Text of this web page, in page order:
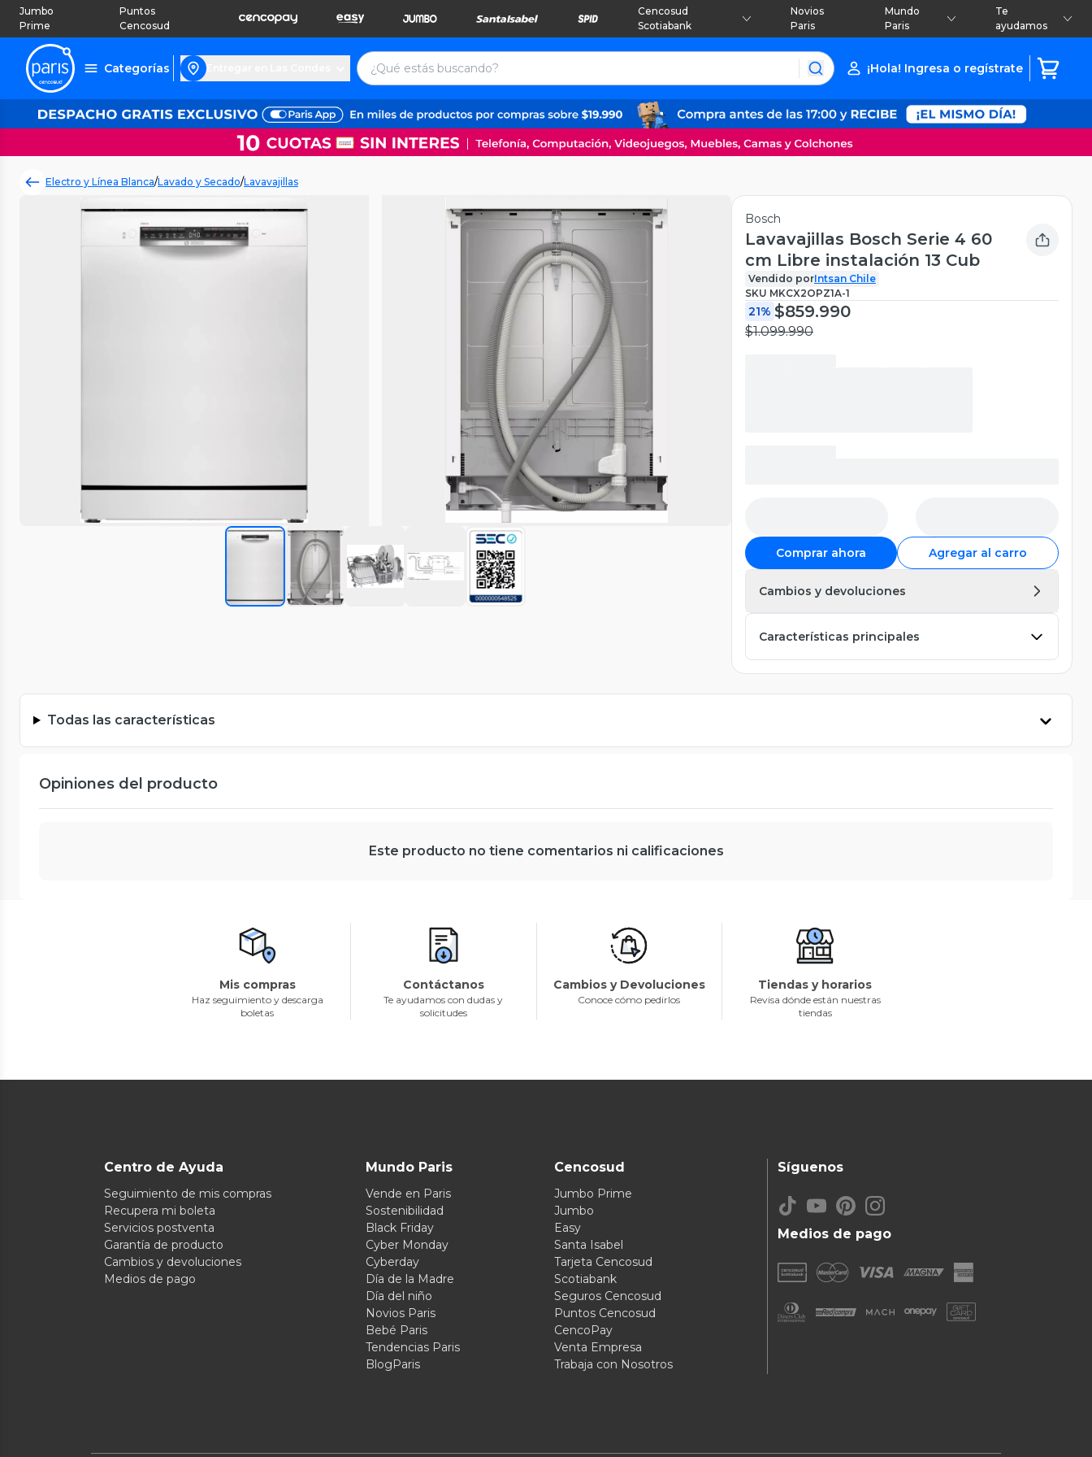
Jumbo
Prime
Puntos
Cencosud
Cencosud
Scotiabank
Novios
Paris
Mundo
Paris
Te
ayudamos
Categorías ¡Hola! Ingresa o regístrate
Electro y Línea Blanca/Lavado y Secado/Lavavajillas
Bosch
Lavavajillas Bosch Serie 4 60
cm Libre instalación 13 Cub
Vendido porIntsan Chile
SKU MKCX2OPZ1A-1
21% $859.990
$1.099.990
Comprar ahora Agregar al carro
Cambios y devoluciones
Características principales
Todas las características
Opiniones del producto
Este producto no tiene comentarios ni calificaciones
Mis compras
Haz seguimiento y descarga
boletas
Contáctanos
Te ayudamos con dudas y
solicitudes
Cambios y Devoluciones
Conoce cómo pedirlos
Tiendas y horarios
Revisa dónde están nuestras
tiendas
Centro de Ayuda
Seguimiento de mis compras
Recupera mi boleta
Servicios postventa
Garantía de producto
Cambios y devoluciones
Medios de pago
Mundo Paris
Vende en Paris
Sostenibilidad
Black Friday
Cyber Monday
Cyberday
Día de la Madre
Día del niño
Novios Paris
Bebé Paris
Tendencias Paris
BlogParis
Cencosud
Jumbo Prime
Jumbo
Easy
Santa Isabel
Tarjeta Cencosud
Scotiabank
Seguros Cencosud
Puntos Cencosud
CencoPay
Venta Empresa
Trabaja con Nosotros
Medios de pago
Síguenos